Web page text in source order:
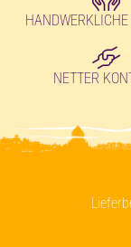
NETTER